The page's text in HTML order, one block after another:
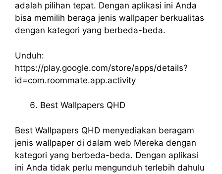
adalah pilihan tepat. Dengan aplikasi ini Anda
bisa memilih beraga jenis wallpaper berkualitas
dengan kategori yang berbeda-beda.
Unduh:
https://play.google.com/store/apps/details?
id=com.roommate.app.activity
Best Wallpapers QHD
Best Wallpapers QHD menyediakan beragam
jenis wallpaper di dalam web Mereka dengan
kategori yang berbeda-beda. Dengan aplikasi
ini Anda tidak perlu mengunduh terlebih dahulu